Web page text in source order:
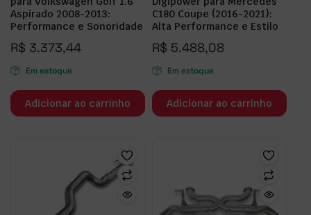
Aspirado 2008-2013:
Performance e Sonoridade
R$ 3.373,44
Em estoque
Adicionar ao carrinho
C180 Coupe (2016-2021):
Alta Performance e Estilo
R$ 5.488,08
Em estoque
Adicionar ao carrinho